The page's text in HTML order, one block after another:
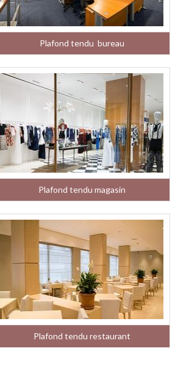
Plafond tendu bureau
Plafond tendu magasin
Plafond tendu restaurant